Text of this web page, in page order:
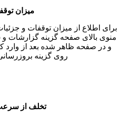
میزان
برای اطلاع از میزان توقفات و
منوی بالای صفحه گزینه گزارشات
و در صفحه ظاهر شده بعد از وارد
روی گزینه
تخلف از